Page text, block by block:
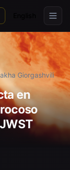
Giorgashvili
en